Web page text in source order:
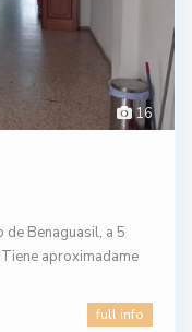
16
de Benaguasil, a 5
aproximadame
full info